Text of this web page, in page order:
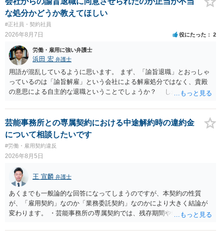
な処分かどうか教えてほしい
#正社員・契約社員
2026年8月7日 役にたった 2
労働・雇用に強い弁護士
浜田 宏 弁護士
用語が混乱しているように思います。 まず、「諭旨退職」とおっしゃ
っているのは「諭旨解雇」という会社による解雇処分ではなく、貴殿
の意思による自主的な退職ということでしょうか？ しかし、記載さ
す。 その場合、解雇には客観的で合理的な理由が必要であり、かつ
解雇という処分が社会通念上相当と認められない限り、解雇は無効で
す。 結局、貴殿のネット炎上の内容や原因、勤務先に与えた影響な
どを具体的に検討しなければ、何とも申し上げることができません。
また、育児休業法関係の問題もあるかもしれません。 ある程度労働
法に関する専門的な知識が必要な事案ですので、一度、お近くの弁護
士にご相談下さい。
芸能事務所との専属契約における中途解約時の違約金
について相談したいです
#労働・雇用契約違反
2026年8月5日
王 宣麟 弁護士
あくまでも一般論的な回答になってしまうのですが、本契約の性質
が、「雇用契約」なのか「業務委託契約」なのかにより大きく結論が
変わります。 ・芸能事務所の専属契約では、残存期間や報酬額、投下
務上よくあるからといって当然に適法という意味ではなく、実際の損